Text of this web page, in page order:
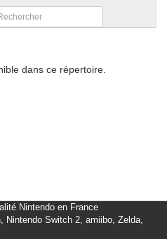
dans ce répertoire.
Nintendo en France
Nintendo Switch 2, amiibo, Zelda,